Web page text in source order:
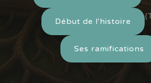
Début de l'histoire
Ses ramifications